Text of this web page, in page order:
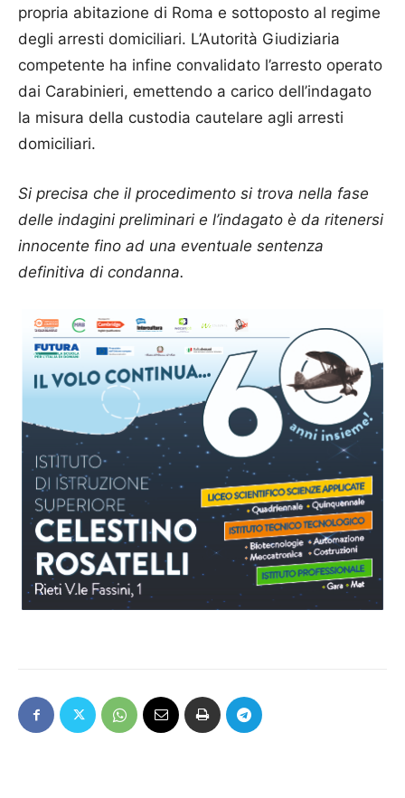
propria abitazione di Roma e sottoposto al regime
degli arresti domiciliari. L’Autorità Giudiziaria
competente ha infine convalidato l’arresto operato
dai Carabinieri, emettendo a carico dell’indagato
la misura della custodia cautelare agli arresti
domiciliari.
Si precisa che il procedimento si trova nella fase
delle indagini preliminari e l’indagato è da ritenersi
innocente fino ad una eventuale sentenza
definitiva di condanna.